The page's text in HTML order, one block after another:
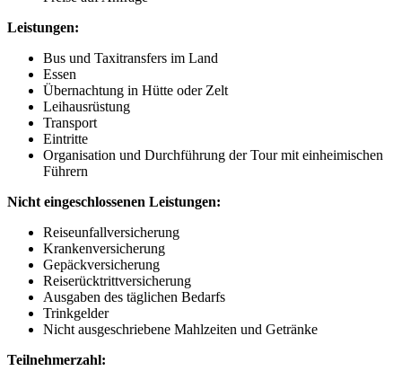
Leistungen:
Bus und Taxitransfers im Land
Essen
Übernachtung in Hütte oder Zelt
Leihausrüstung
Transport
Eintritte
Organisation und Durchführung der Tour mit einheimischen
Führern
Nicht eingeschlossenen Leistungen:
Reiseunfallversicherung
Krankenversicherung
Gepäckversicherung
Reiserücktrittversicherung
Ausgaben des täglichen Bedarfs
Trinkgelder
Nicht ausgeschriebene Mahlzeiten und Getränke
Teilnehmerzahl: